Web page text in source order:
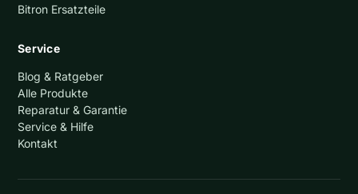
Bitron Ersatzteile
Service
Blog & Ratgeber
Alle Produkte
Reparatur & Garantie
Service & Hilfe
Kontakt